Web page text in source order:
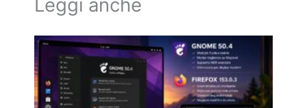
Leggi anche